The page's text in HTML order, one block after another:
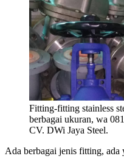
Fitting-fitting stainless
berbagai ukuran, wa
CV. DWi Jaya Steel.
Ada berbagai jenis fitting, ada